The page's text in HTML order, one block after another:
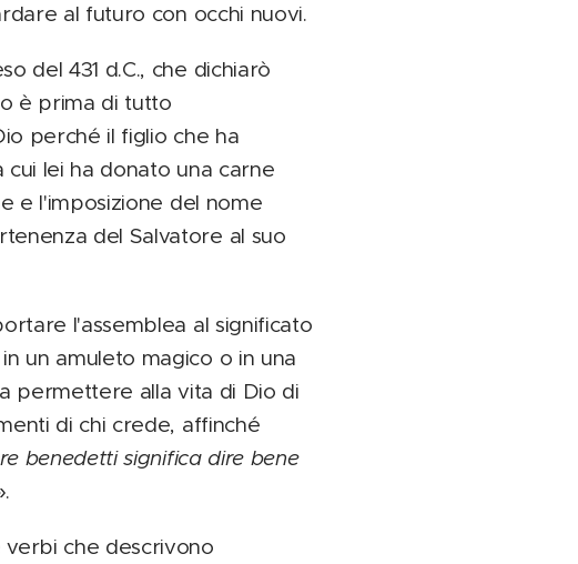
al futuro con occhi nuovi.
del 431 d.C., che dichiarò
è prima di tutto
perché il figlio che ha
lei ha donato una carne
e l'imposizione del nome
del Salvatore al suo
l'assemblea al significato
un amuleto magico o in una
permettere alla vita di Dio di
di chi crede, affinché
benedetti significa dire bene
che descrivono